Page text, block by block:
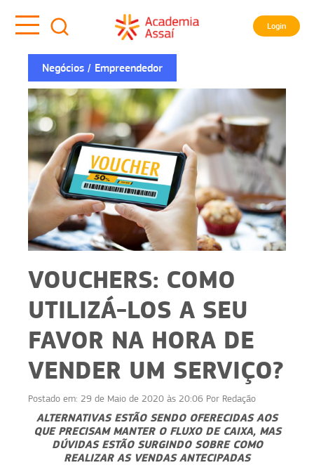
Login
Negócios Empreendedor
VOUCHERS: COMO
UTILIZÁ-LOS A SEU
FAVOR NA HORA DE
VENDER UM SERVIÇO?
Postado em: 29 de Maio de 2020 às 20:06 Por Redação
ALTERNATIVAS ESTÃO SENDO OFERECIDAS AOS
QUE PRECISAM MANTER O FLUXO DE CAIXA, MAS
DÚVIDAS ESTÃO SURGINDO SOBRE COMO
REALIZAR AS VENDAS ANTECIPADAS